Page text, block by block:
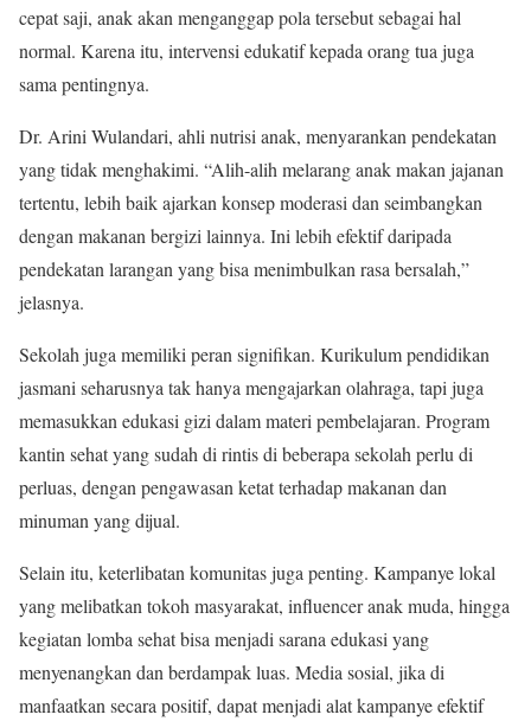
cepat saji, anak akan menganggap pola tersebut sebagai hal
normal. Karena itu, intervensi edukatif kepada orang tua juga
sama pentingnya.
Dr. Arini Wulandari, ahli nutrisi anak, menyarankan pendekatan
yang tidak menghakimi. “Alih-alih melarang anak makan jajanan
tertentu, lebih baik ajarkan konsep moderasi dan seimbangkan
dengan makanan bergizi lainnya. Ini lebih efektif daripada
pendekatan larangan yang bisa menimbulkan rasa bersalah,”
jelasnya.
Sekolah juga memiliki peran signifikan. Kurikulum pendidikan
jasmani seharusnya tak hanya mengajarkan olahraga, tapi juga
memasukkan edukasi gizi dalam materi pembelajaran. Program
kantin sehat yang sudah di rintis di beberapa sekolah perlu di
perluas, dengan pengawasan ketat terhadap makanan dan
minuman yang dijual.
Selain itu, keterlibatan komunitas juga penting. Kampanye lokal
yang melibatkan tokoh masyarakat, influencer anak muda, hingga
kegiatan lomba sehat bisa menjadi sarana edukasi yang
menyenangkan dan berdampak luas. Media sosial, jika di
manfaatkan secara positif, dapat menjadi alat kampanye efektif